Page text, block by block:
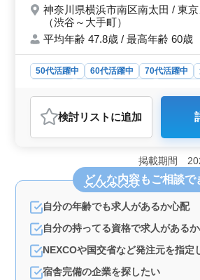
神奈川県横浜市南区南太田 / 東
（渋谷～大手町）
平均年齢 47.8歳 / 最高年齢 60歳
50代活躍中 60代活躍中 70代活躍中
おすすめポイント
＜働く環境＞ 神奈川県横浜市南区南
建設コンサルティング企業では、1級
の方々を急募しています。中高年から
が積極的に採用されており、技術の
が可能です。交通費は全額支給されて
です。 ＜キャリアチャンス＞ 建設
施工管理の実務経験が3年以上ある方
アアップのチャンスが豊富です。CAD
活かして、道路や橋梁設計に関わるコ
務に携わることができます。また、60
方々も歓迎されています。 ＜報酬
収360万円〜650万円と、通勤手当の
検討リスト に追加
掲載期間
どんな内容もご相談で
自分の年齢でも求人があるか心配
自分の持ってる資格で求人がある
NEXCOや国交省など発注元を指定
宿舎完備の企業を探したい